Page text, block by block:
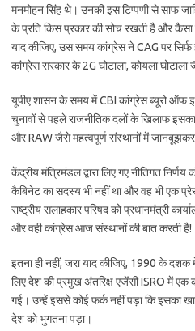
मनमोहन सिंह थे। उनकी इस टिप्पणी से साफ
के प्रति किस प्रकार की सोच रखती है और
याद कीजिए, उस समय कांग्रेस ने CAG पर
कांग्रेस सरकार के 2G घोटाला, कोयला घोटाला
यूपीए शासन के समय में CBI कांग्रेस ब्यूरो ऑफ
चुनावों से पहले राजनीतिक दलों के खिलाफ
और RAW जैसे महत्वपूर्ण संस्थानों में जानबूझकर
केंद्रीय मंत्रिमंडल द्वारा लिए गए नीतिगत
कैबिनेट का सदस्य भी नहीं था और वह भी एक
राष्ट्रीय सलाहकार परिषद को प्रधानमंत्री
और वही कांग्रेस आज संस्थानों की बात करती है!
इतना ही नहीं, जरा याद कीजिए, 1990 के
लिए देश की प्रमुख अंतरिक्ष एजेंसी ISRO में एक
गई। उन्हें इससे कोई फर्क नहीं पड़ा कि इसका
देश को भुगतना पड़ा।